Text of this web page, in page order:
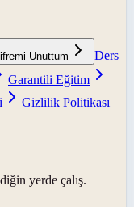
Unuttum
Ders
Garantili Eğitim
Gizlilik Politikası
yerde çalış.